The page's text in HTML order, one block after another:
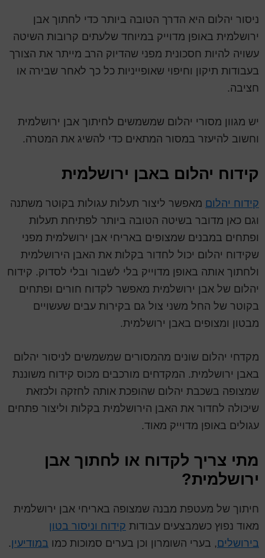
ניסור יהלום היא הדרך הטובה ביותר כדי לחתוך אבן
ירושלמית באופן מדוייק במיוחד שלעתים קרובות השיטה
עשויה להיות חסכונית מפני שהדיוק הרב מייתר את הצורך
בעבודות תיקון וחיפוי שאופייניות כל כך לאחר שבירה או
חציבה.
יש מגוון מסורי יהלום שמשמשים לחיתוך אבן ירושלמית
וחשוב להיעזר במסור המתאים כדי להשיג את המטרה.
קידוח יהלום באבן ירושלמית
קידוח יהלום מאפשר ליצור תעלות עגולות בקוטר משתנה
וגם כאן מדובר בשיטה הטובה ביותר לפתיחת תעלות
ופתחים במבנים שמצופים באריחי אבן ירושלמית מפני
שקידוח יהלום יכול לחדור בקלות את האבן הירושלמית
ולחתוך אותה באופן מדוייק בלי לשבור ובלי לסדוק. קידוח
יהלום של אבן ירושלמית מאפשר לקדוח חורים ופתחים
בקוטר של החל משני צול גם בקירות עבים שעשויים
מבטון ומצופים באבן ירושלמית.
מקדחי יהלום שונים מהמסורים שמשמשים לניסור יהלום
באבן ירושלמית. המקדחים מורכבים מכוס קידוח משוננת
שמצופה בשכבת יהלום שהופכת אותה לחזקה ולכזאת
שיכולה לחדור את האבן הירושלמית בקלות וליצור פתחים
עגולים באופן מדוייק מאוד.
מתי צריך לקדוח או לחתוך אבן
ירושלמית?
חיתוך של מעטפת מבנה שמצופה באריחי אבן ירושלמית
מאוד נפוץ כשמבצעים עבודות קידוח וניסור בטון
בירושלים, בערי השומרון וכן בערים סמוכות כמו במודיעין.